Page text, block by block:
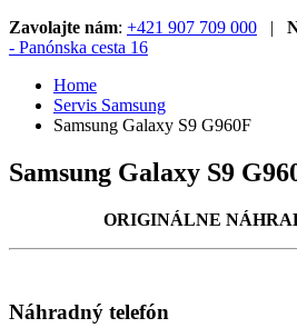
Zavolajte nám: +421 907 709 000 |
- Panónska cesta 16
Home
Servis Samsung
Samsung Galaxy S9 G960F
Samsung Galaxy S9
ORIGINÁLNE
Náhradný telefón